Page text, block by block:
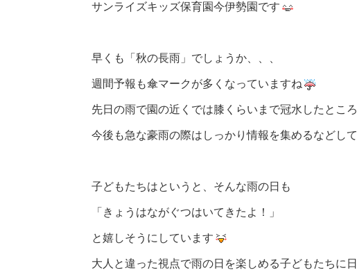
サンライズキッズ保育園今伊勢園です️
早くも「秋の長雨」でしょうか、、、
週間予報も傘マークが多くなっていますね
先日の雨で園の近くでは膝くらいまで冠水したとこ
今後も急な豪雨の際はしっかり情報を集めるなどし
子どもたちはというと、そんな雨の日も
「きょうはながぐつはいてきたよ！」
と嬉しそうにしています
大人と違った視点で雨の日を楽しめる子どもたちに